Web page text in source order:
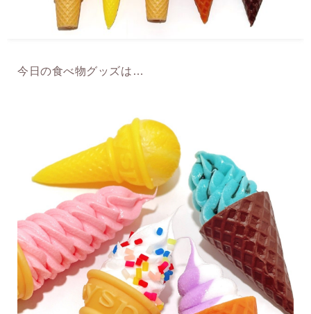
今日の食べ物グッズは…